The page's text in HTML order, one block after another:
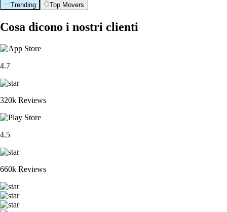
Trending Top Movers
Cosa dicono i nostri clienti
4.7
320k Reviews
4.5
660k Reviews